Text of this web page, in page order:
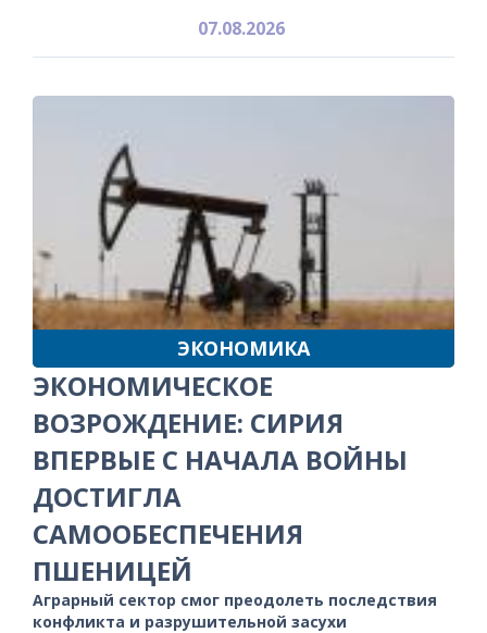
07.08.2026
ЭКОНОМИКА
ЭКОНОМИЧЕСКОЕ
ВОЗРОЖДЕНИЕ: СИРИЯ
ВПЕРВЫЕ С НАЧАЛА ВОЙНЫ
ДОСТИГЛА
САМООБЕСПЕЧЕНИЯ
ПШЕНИЦЕЙ
Аграрный сектор смог преодолеть последствия
конфликта и разрушительной засухи